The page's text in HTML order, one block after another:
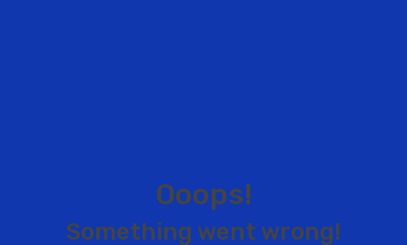
Ooops!
Something went wrong!